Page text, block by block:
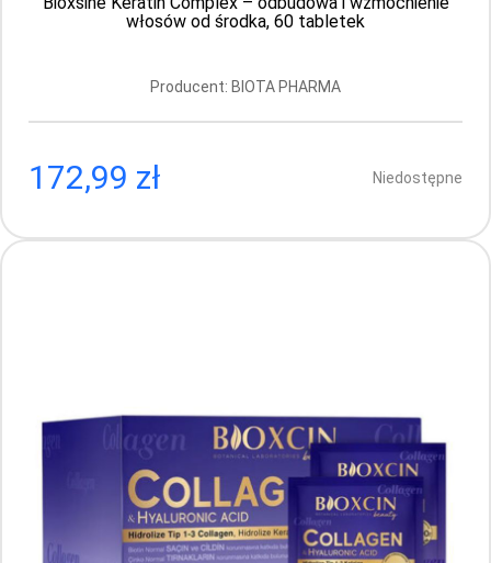
89.99 PLN
włosów od środka, 60 tabletek
Producent: BIOTA PHARMA
172,99 zł Niedostępne